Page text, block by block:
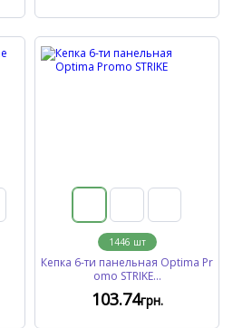
1446 шт
Кепка 6-ти панельная Optima Pr
omo STRIKE...
103.74грн.